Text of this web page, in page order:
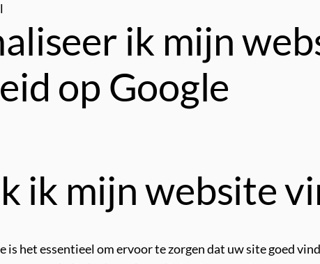
ik mijn
op Google
ik mijn website
is het essentieel om ervoor te zorgen dat uw site goed